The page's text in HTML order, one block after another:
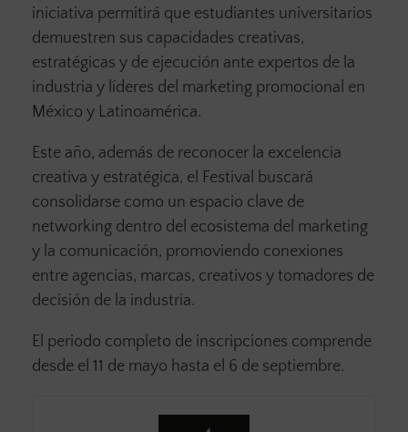
iniciativa permitirá que estudiantes universitarios
demuestren sus capacidades creativas,
estratégicas y de ejecución ante expertos de la
industria y líderes del marketing promocional en
México y Latinoamérica.
Este año, además de reconocer la excelencia
creativa y estratégica, el Festival buscará
consolidarse como un espacio clave de
networking dentro del ecosistema del marketing
y la comunicación, promoviendo conexiones
entre agencias, marcas, creativos y tomadores de
decisión de la industria.
El periodo completo de inscripciones comprende
desde el 11 de mayo hasta el 6 de septiembre.